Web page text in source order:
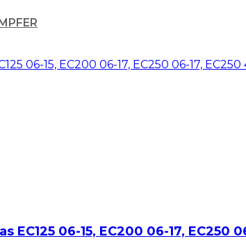
06-15, EC200 06-17, EC250